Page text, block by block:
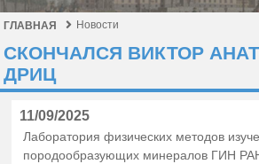
ГЛАВНАЯ Новости
СКОНЧАЛСЯ ВИКТОР
ДРИЦ
11/09/2025
Лаборатория физических методов
породообразующих минералов ГИН